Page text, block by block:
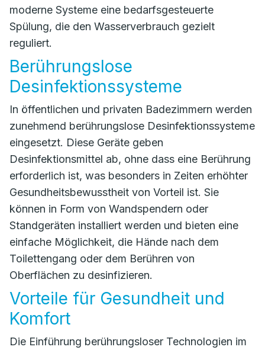
moderne Systeme eine bedarfsgesteuerte
Spülung, die den Wasserverbrauch gezielt
reguliert.
Berührungslose
Desinfektionssysteme
In öffentlichen und privaten Badezimmern werden
zunehmend berührungslose Desinfektionssysteme
eingesetzt. Diese Geräte geben
Desinfektionsmittel ab, ohne dass eine Berührung
erforderlich ist, was besonders in Zeiten erhöhter
Gesundheitsbewusstheit von Vorteil ist. Sie
können in Form von Wandspendern oder
Standgeräten installiert werden und bieten eine
einfache Möglichkeit, die Hände nach dem
Toilettengang oder dem Berühren von
Oberflächen zu desinfizieren.
Vorteile für Gesundheit und
Komfort
Die Einführung berührungsloser Technologien im